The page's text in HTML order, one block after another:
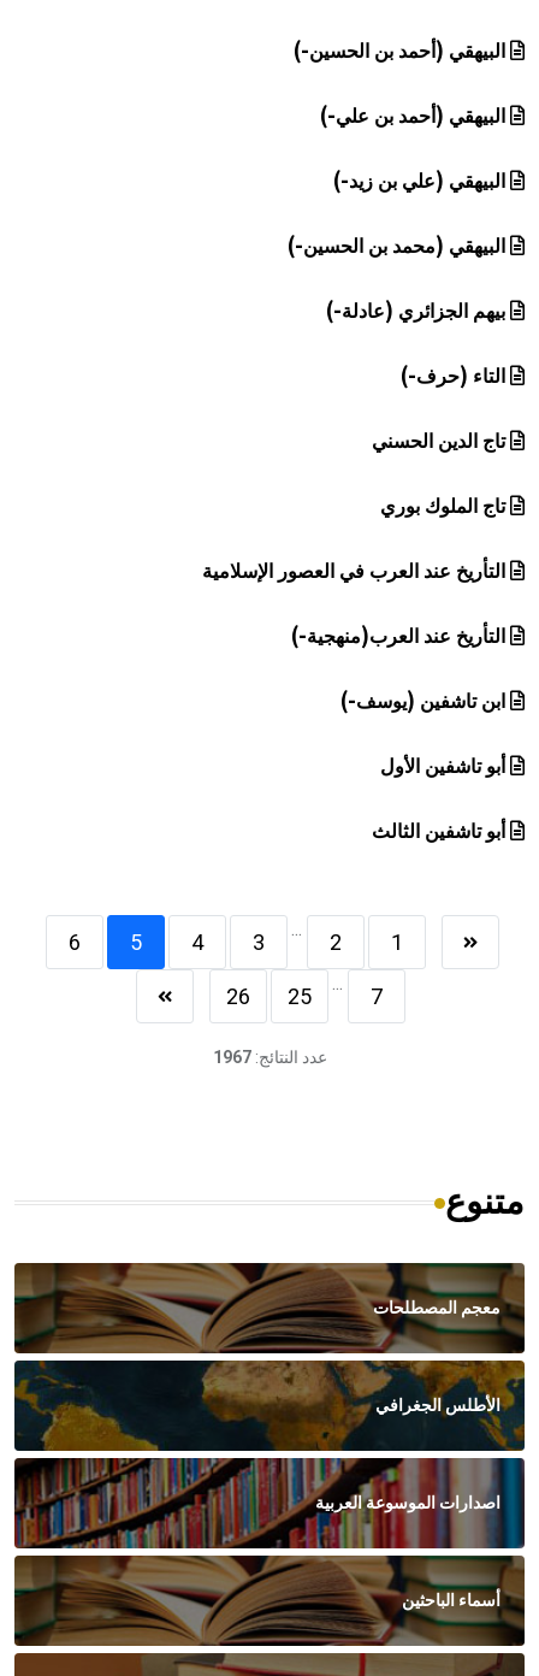
البيهقي (أحمد بن الحسين-)
البيهقي (أحمد بن علي-)
البيهقي (علي بن زيد-)
البيهقي (محمد بن الحسين-)
بيهم الجزائري (عادلة-)
التاء (حرف-)
تاج الدين الحسني
تاج الملوك بوري
التأريخ عند العرب في العصور الإسلامية
التأريخ عند العرب(منهجية-)
ابن تاشفين (يوسف-)
أبو تاشفين الأول
أبو تاشفين الثالث
1
2
...
3
4
5
6
7
...
25
26
عدد النتائج:1967
متنوع
معجم المصطلحات
الأطلس الجغرافي
اصدارات الموسوعة العربية
أسماء الباحثين